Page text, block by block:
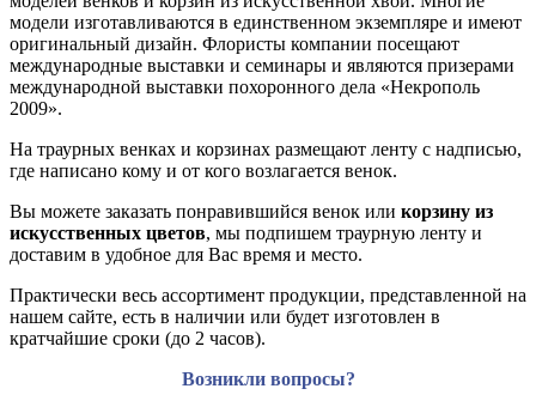
модели изготавливаются в единственном экземпляре и имеют
оригинальный дизайн. Флористы компании посещают
международные выставки и семинары и являются призерами
международной выставки похоронного дела «Некрополь
2009».
На траурных венках и корзинах размещают ленту с надписью,
где написано кому и от кого возлагается венок.
Вы можете заказать понравившийся венок или корзину из
искусственных цветов, мы подпишем траурную ленту и
доставим в удобное для Вас время и место.
Практически весь ассортимент продукции, представленной на
нашем сайте, есть в наличии или будет изготовлен в
кратчайшие сроки (до 2 часов).
Возникли вопросы?